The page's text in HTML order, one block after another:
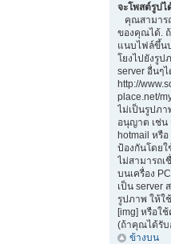
จะโพสต์รูปไ
คุณสามาร
ของคุณได้.
แนบไฟล์ขึ้น
โยงไปยังรูป
server อื่นๆ
http://
place.net/
ไม่เป็นรูปภา
อนุญาต เช่น
hotmail หรือ
ป้องกันโดย
ไม่สามารถเ
บนเครื่อง
เป็น server
รูปภาพ ให้ใ
[img] หรือใ
(ถ้าคุณได้รั
ข้างบน